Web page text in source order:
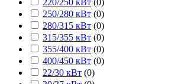
250/280 кВт (0)
280/315 кВт (0)
315/355 кВт (0)
355/400 кВт (0)
400/450 кВт (0)
22/30 кВт (0)